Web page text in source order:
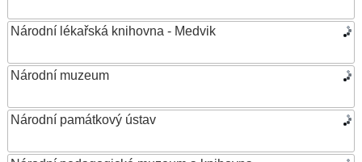
Národní lékařská knihovna - Medvik
Národní muzeum
Národní památkový ústav